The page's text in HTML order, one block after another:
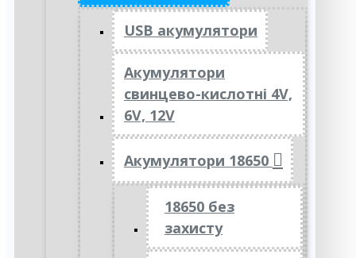
USB акумулятори
Акумулятори
свинцево-кислотні 4V,
6V, 12V
Акумулятори 18650
18650 без
захисту